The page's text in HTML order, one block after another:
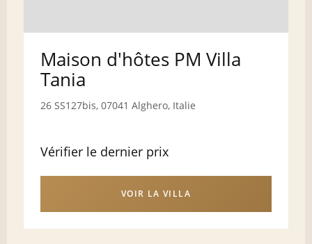
Maison d'hôtes PM Villa
Tania
26 SS127bis, 07041 Alghero, Italie
Vérifier le dernier prix
VOIR LA VILLA